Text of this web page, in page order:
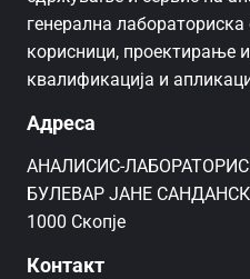
генерална
корисници, проектирање и
квалификација и
Адреса
AНАЛИСИС-
БУЛЕВАР ЈАНЕ
1000 Скопје
Контакт